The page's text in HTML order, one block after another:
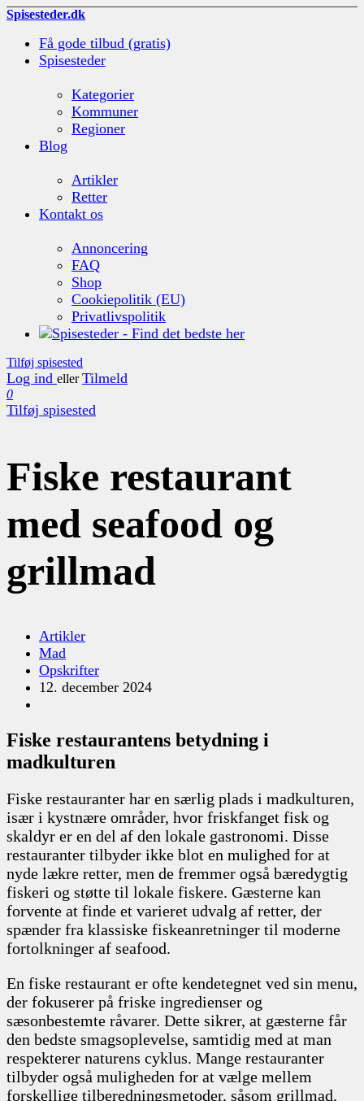
Spisesteder.dk
Få gode tilbud (gratis)
Spisesteder
Kategorier
Kommuner
Regioner
Blog
Artikler
Retter
Kontakt os
Annoncering
FAQ
Shop
Cookiepolitik (EU)
Privatlivspolitik
Tilføj spisested
Log ind eller Tilmeld
0
Tilføj spisested
Fiske restaurant
med seafood og
grillmad
Artikler
Mad
Opskrifter
12. december 2024
Fiske restaurantens betydning i
madkulturen
Fiske restauranter har en særlig plads i madkulturen,
især i kystnære områder, hvor friskfanget fisk og
skaldyr er en del af den lokale gastronomi. Disse
restauranter tilbyder ikke blot en mulighed for at
nyde lækre retter, men de fremmer også bæredygtig
fiskeri og støtte til lokale fiskere. Gæsterne kan
forvente at finde et varieret udvalg af retter, der
spænder fra klassiske fiskeanretninger til moderne
fortolkninger af seafood.
En fiske restaurant er ofte kendetegnet ved sin menu,
der fokuserer på friske ingredienser og
sæsonbestemte råvarer. Dette sikrer, at gæsterne får
den bedste smagsoplevelse, samtidig med at man
respekterer naturens cyklus. Mange restauranter
tilbyder også muligheden for at vælge mellem
forskellige tilberedningsmetoder, såsom grillmad,